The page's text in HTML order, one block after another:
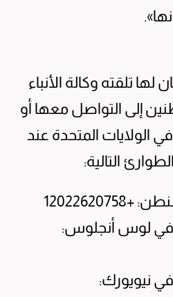
تلقته وكالة الأنباء
إلى التواصل معها أو
الولايات المتحدة عند
التالية:
في لوس أنجلوس:
في نيويورك: